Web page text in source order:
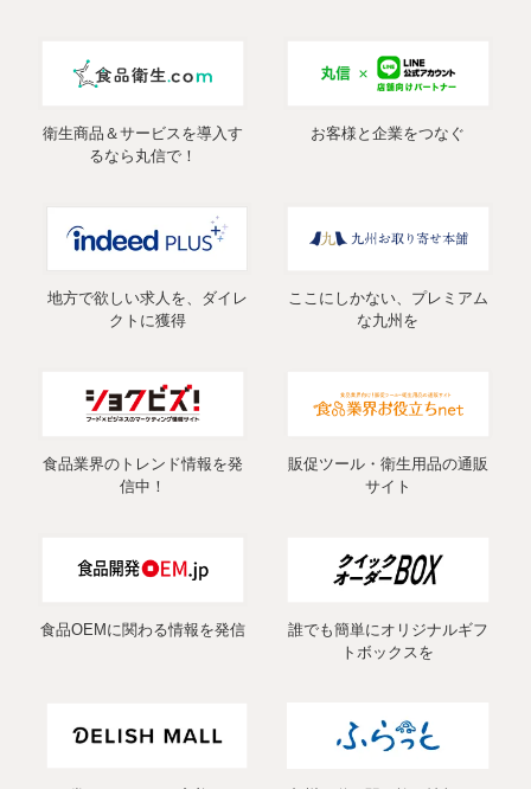
衛生商品＆サービスを導入す
るなら丸信で！
お客様と企業をつなぐ
地方で欲しい求人を、ダイレ
クトに獲得
ここにしかない、プレミアム
な九州を
食品業界のトレンド情報を発
信中！
販促ツール・衛生用品の通販
サイト
食品OEMに関わる情報を発信
誰でも簡単にオリジナルギフ
トボックスを